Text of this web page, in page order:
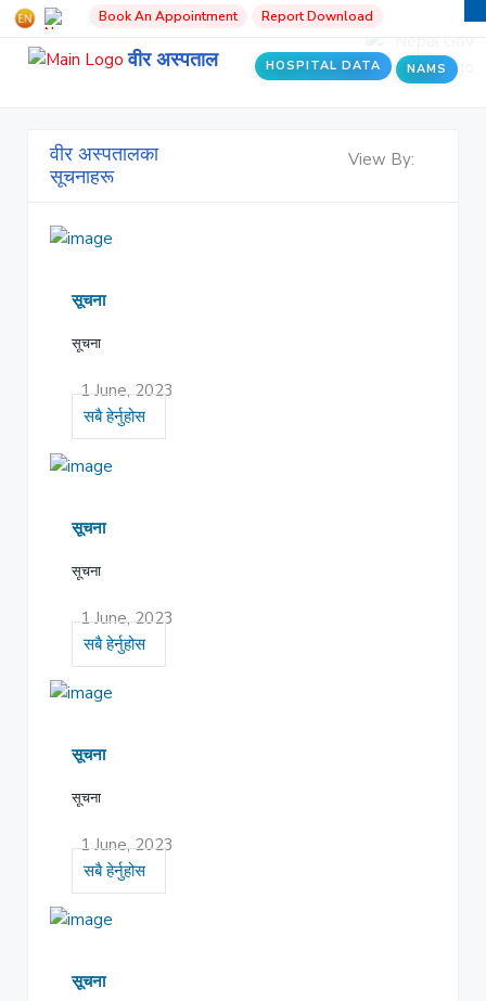
Book An Appointment Report Download
वीर अस्पताल HOSPITAL DATA NAMS
वीर अस्पतालका
सूचनाहरू
View By:
सूचना
सूचना
1 June, 2023
सबै हेर्नुहोस
सूचना
सूचना
1 June, 2023
सबै हेर्नुहोस
सूचना
सूचना
1 June, 2023
सबै हेर्नुहोस
सूचना